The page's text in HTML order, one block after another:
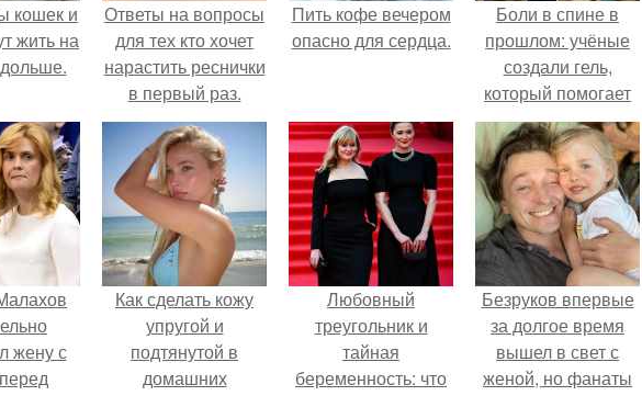
кошек и
жить на
Ответы на вопросы
для тех кто хочет
нарастить реснички
в первый раз.
Пить кофе вечером
опасно для сердца.
Боли в спине в
прошлом: учёные
создали гель,
который помогает
восстанавливать
межпозвоночные
диски.
жену с
Как сделать кожу
упругой и
подтянутой в
домашних
Любовный
треугольник и
тайная
беременность: что
Безруков впервые
за долгое время
вышел в свет с
женой, но фанаты